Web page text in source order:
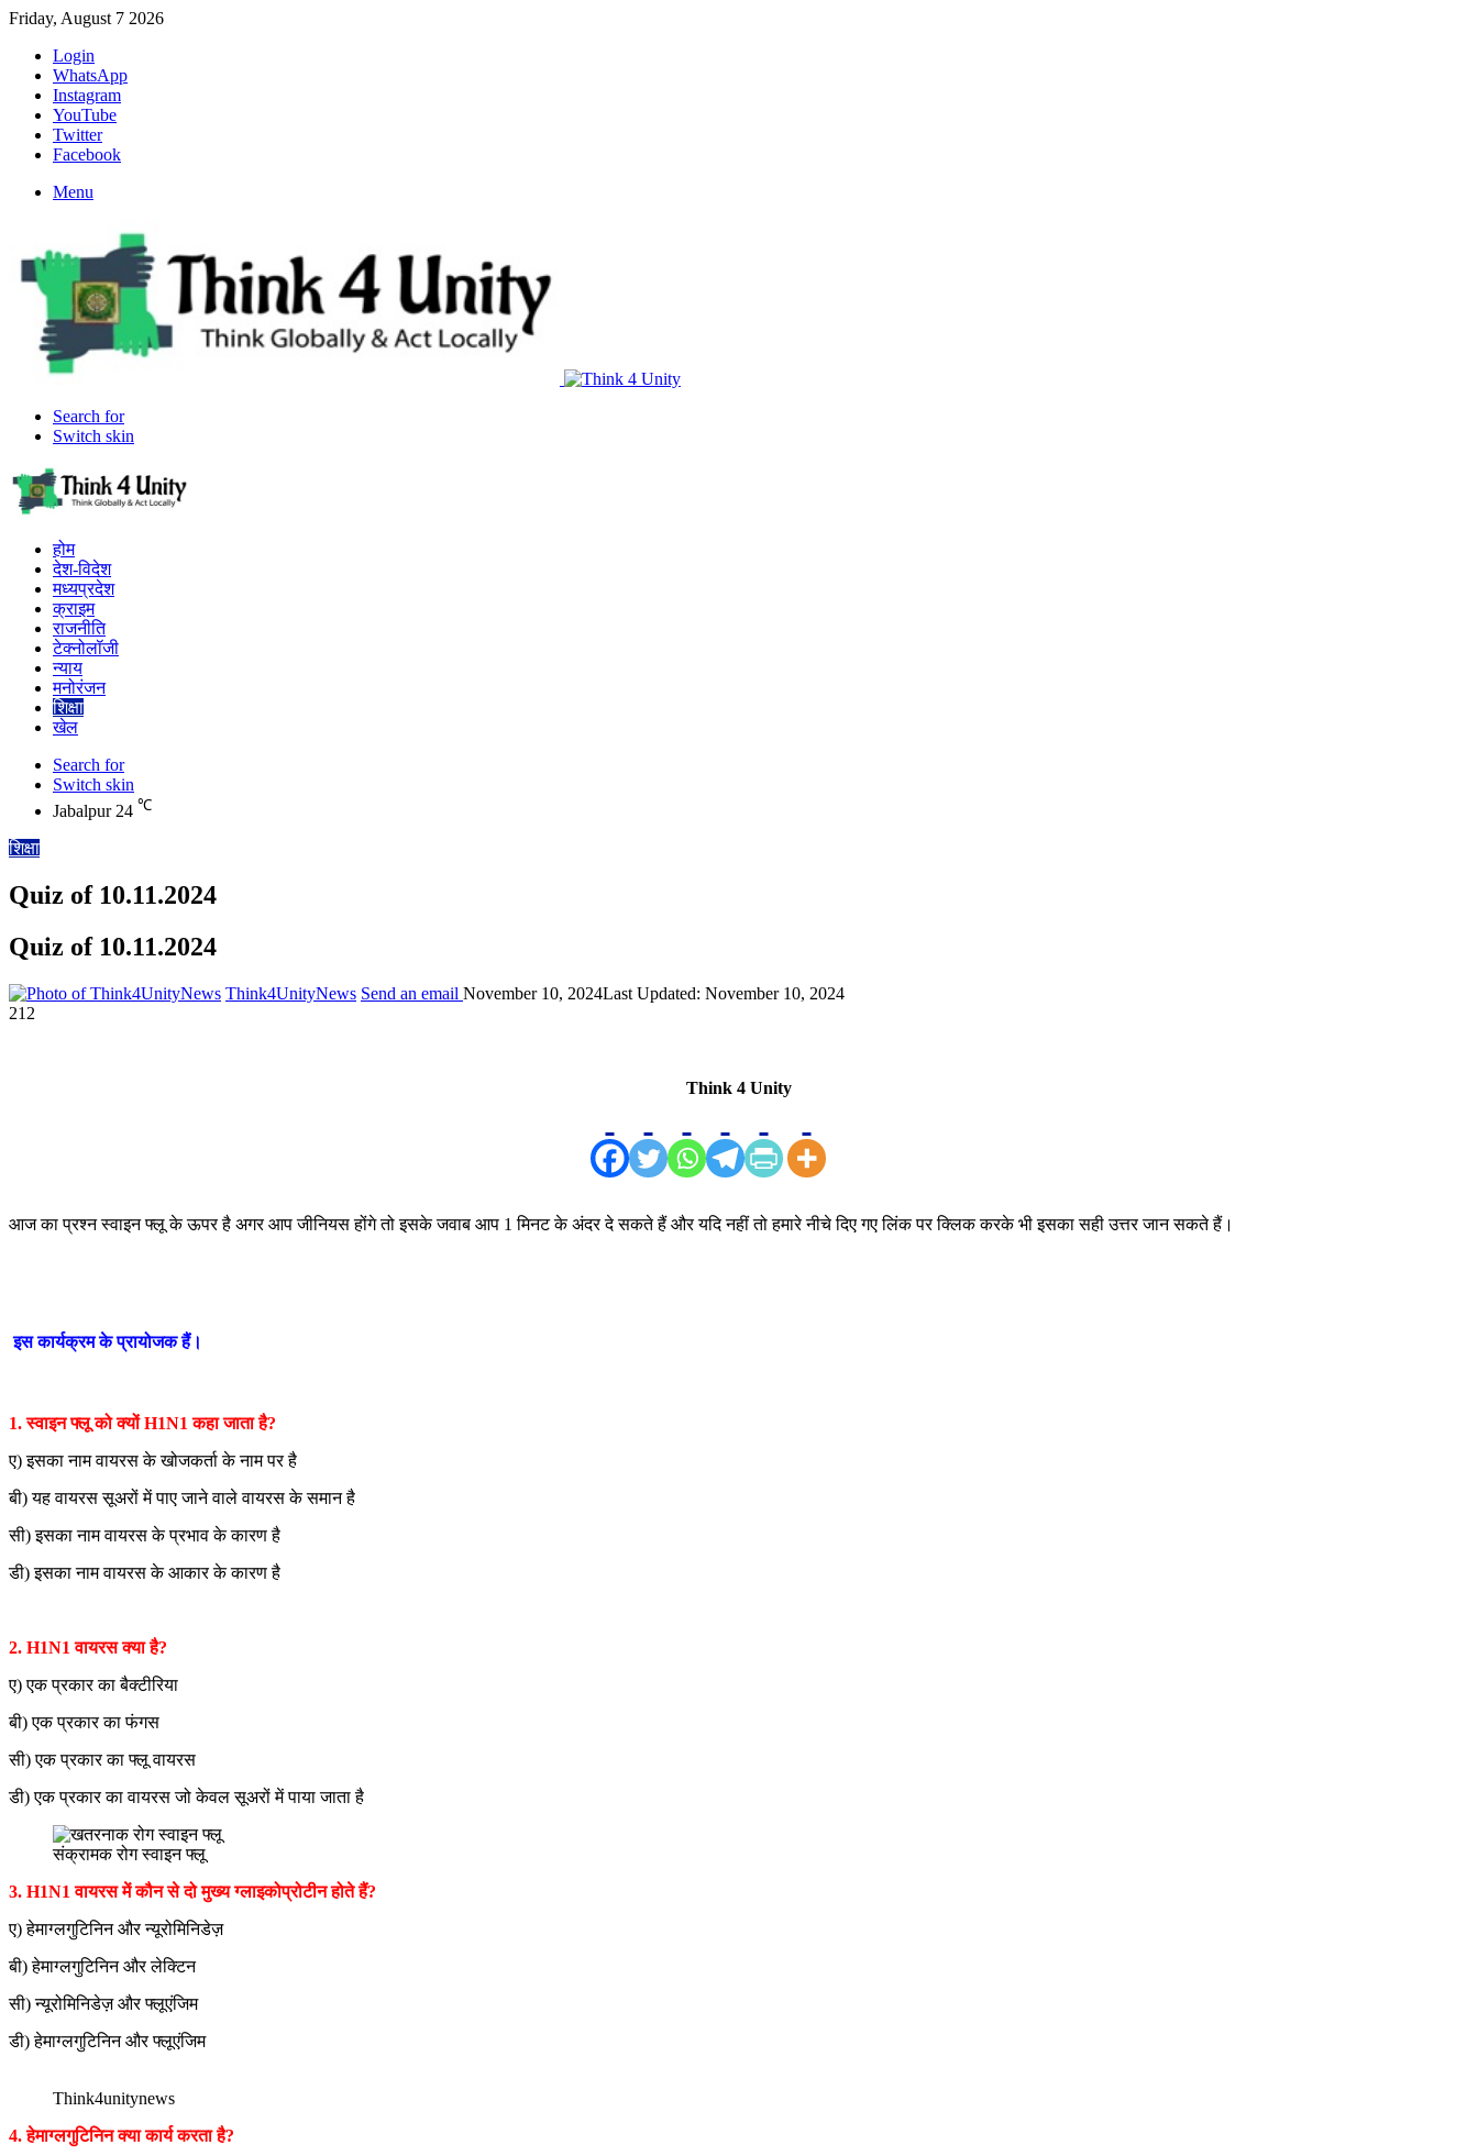
Friday, August 7 2026
Login
WhatsApp
Instagram
YouTube
Twitter
Facebook
Menu
Search for
Switch skin
होम
देश-विदेश
मध्यप्रदेश
क्राइम
राजनीति
टेक्नोलॉजी
न्याय
मनोरंजन
शिक्षा
खेल
Search for
Switch skin
Jabalpur 24 ℃
शिक्षा
Quiz of 10.11.2024
Quiz of 10.11.2024
Think4UnityNews Send an email November 10, 2024Last Updated: November 10, 2024
212
Think 4 Unity
आज का प्रश्न स्वाइन फ्लू के ऊपर है अगर आप जीनियस होंगे तो इसके जवाब आप 1 मिनट के अंदर दे सकते हैं और यदि नहीं तो हमारे नीचे दिए गए लिंक पर क्लिक करके भी इसका सही उत्तर जान सकते हैं।
इस कार्यक्रम के प्रायोजक हैं।
1. स्वाइन फ्लू को क्यों H1N1 कहा जाता है?
ए) इसका नाम वायरस के खोजकर्ता के नाम पर है
बी) यह वायरस सूअरों में पाए जाने वाले वायरस के समान है
सी) इसका नाम वायरस के प्रभाव के कारण है
डी) इसका नाम वायरस के आकार के कारण है
2. H1N1 वायरस क्या है?
ए) एक प्रकार का बैक्टीरिया
बी) एक प्रकार का फंगस
सी) एक प्रकार का फ्लू वायरस
डी) एक प्रकार का वायरस जो केवल सूअरों में पाया जाता है
संक्रामक रोग स्वाइन फ्लू
3. H1N1 वायरस में कौन से दो मुख्य ग्लाइकोप्रोटीन होते हैं?
ए) हेमाग्लगुटिनिन और न्यूरोमिनिडेज़
बी) हेमाग्लगुटिनिन और लेक्टिन
सी) न्यूरोमिनिडेज़ और फ्लूएंजिम
डी) हेमाग्लगुटिनिन और फ्लूएंजिम
Think4unitynews
4. हेमाग्लगुटिनिन क्या कार्य करता है?